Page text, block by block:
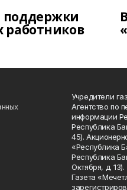
Учредители
Агентство по
информации
Республика
45).
«Республика
Республика
Октября, д. 13).
Газета